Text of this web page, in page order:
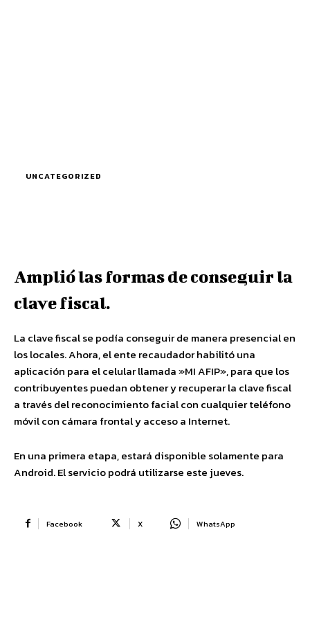
UNCATEGORIZED
Amplió las formas de conseguir la
clave fiscal.
La clave fiscal se podía conseguir de manera presencial en
los locales. Ahora, el ente recaudador habilitó una
aplicación para el celular llamada »MI AFIP», para que los
contribuyentes puedan obtener y recuperar la clave fiscal
a través del reconocimiento facial con cualquier teléfono
móvil con cámara frontal y acceso a Internet.
En una primera etapa, estará disponible solamente para
Android. El servicio podrá utilizarse este jueves.
Facebook X WhatsApp